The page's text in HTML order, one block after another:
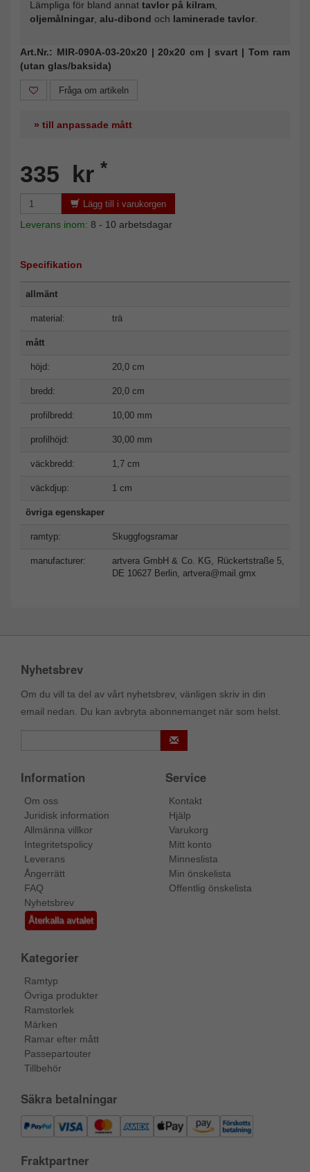
Lämpliga för bland annat tavlor på kilram,
oljemålningar, alu-dibond och laminerade tavlor.
Art.Nr.: MIR-090A-03-20x20 | 20x20 cm | svart | Tom ram
(utan glas/baksida)
Fråga om artikeln
» till anpassade mått
335 kr *
Lägg till i varukorgen
Leverans inom: 8 - 10 arbetsdagar
Specifikation
allmänt
material: trä
mått
höjd: 20,0 cm
bredd: 20,0 cm
profilbredd: 10,00 mm
profilhöjd: 30,00 mm
väckbredd: 1,7 cm
väckdjup: 1 cm
övriga egenskaper
ramtyp: Skuggfogsramar
manufacturer:
artvera GmbH & Co. KG, Rückertstraße 5,
DE 10627 Berlin, artvera@mail.gmx
Nyhetsbrev
Om du vill ta del av vårt nyhetsbrev, vänligen skriv in din
email nedan. Du kan avbryta abonnemanget när som helst.
Information
Om oss
Juridisk information
Allmänna villkor
Integritetspolicy
Leverans
Ångerrätt
FAQ
Nyhetsbrev
Återkalla avtalet
Service
Kontakt
Hjälp
Varukorg
Mitt konto
Minneslista
Min önskelista
Offentlig önskelista
Kategorier
Ramtyp
Övriga produkter
Ramstorlek
Märken
Ramar efter mått
Passepartouter
Tillbehör
Säkra betalningar
Fraktpartner